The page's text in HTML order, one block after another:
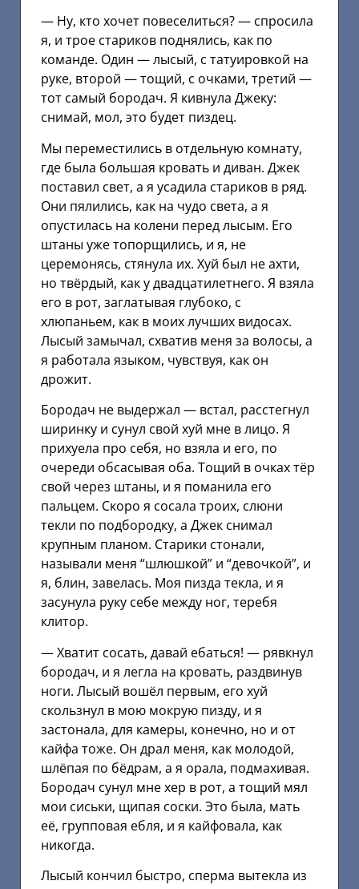
— Ну, кто хочет повеселиться? — спросила
я, и трое стариков поднялись, как по
команде. Один — лысый, с татуировкой на
руке, второй — тощий, с очками, третий —
тот самый бородач. Я кивнула Джеку:
снимай, мол, это будет пиздец.
Мы переместились в отдельную комнату,
где была большая кровать и диван. Джек
поставил свет, а я усадила стариков в ряд.
Они пялились, как на чудо света, а я
опустилась на колени перед лысым. Его
штаны уже топорщились, и я, не
церемонясь, стянула их. Хуй был не ахти,
но твёрдый, как у двадцатилетнего. Я взяла
его в рот, заглатывая глубоко, с
хлюпаньем, как в моих лучших видосах.
Лысый замычал, схватив меня за волосы, а
я работала языком, чувствуя, как он
дрожит.
Бородач не выдержал — встал, расстегнул
ширинку и сунул свой хуй мне в лицо. Я
прихуела про себя, но взяла и его, по
очереди обсасывая оба. Тощий в очках тёр
свой через штаны, и я поманила его
пальцем. Скоро я сосала троих, слюни
текли по подбородку, а Джек снимал
крупным планом. Старики стонали,
называли меня “шлюшкой” и “девочкой”, и
я, блин, завелась. Моя пизда текла, и я
засунула руку себе между ног, теребя
клитор.
— Хватит сосать, давай ебаться! — рявкнул
бородач, и я легла на кровать, раздвинув
ноги. Лысый вошёл первым, его хуй
скользнул в мою мокрую пизду, и я
застонала, для камеры, конечно, но и от
кайфа тоже. Он драл меня, как молодой,
шлёпая по бёдрам, а я орала, подмахивая.
Бородач сунул мне хер в рот, а тощий мял
мои сиськи, щипая соски. Это была, мать
её, групповая ебля, и я кайфовала, как
никогда.
Лысый кончил быстро, сперма вытекла из